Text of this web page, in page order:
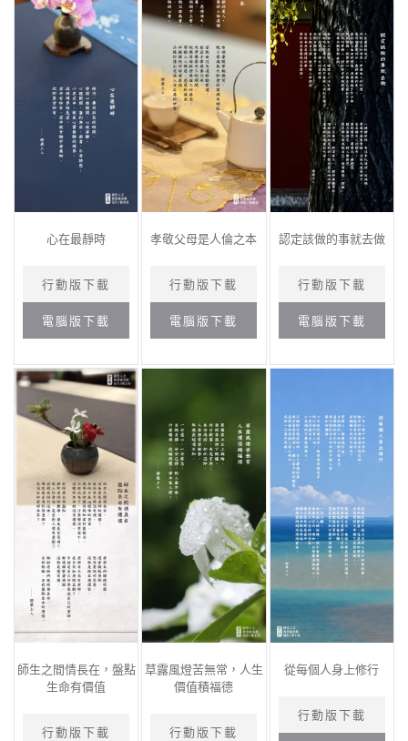
心在最靜時
行動版下載
電腦版下載
孝敬父母是人倫之本
行動版下載
電腦版下載
認定該做的事就去做
行動版下載
電腦版下載
師生之間情長在，盤點
生命有價值
行動版下載
草露風燈苦無常，人生
價值積福德
行動版下載
從每個人身上修行
行動版下載